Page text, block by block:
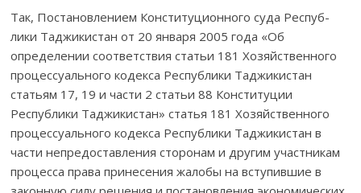
Так, Постановлением Конституционного суда Респуб­
лики Тад­жикистан от 20 января 2005 года «Об
определении со­ответствия статьи 181 Хозяйственного
процессуального ко­декса Республики Таджикистан
статьям 17, 19 и части 2 статьи 88 Конституции
Республики Тад­жикистан» статья 181 Хоз­яйственного
процессуального кодекса Респуб­лики Таджикистан в
части непредоставления сторонам и другим участ­­никам
процесса права принесения жа­лобы на всту­пившие в